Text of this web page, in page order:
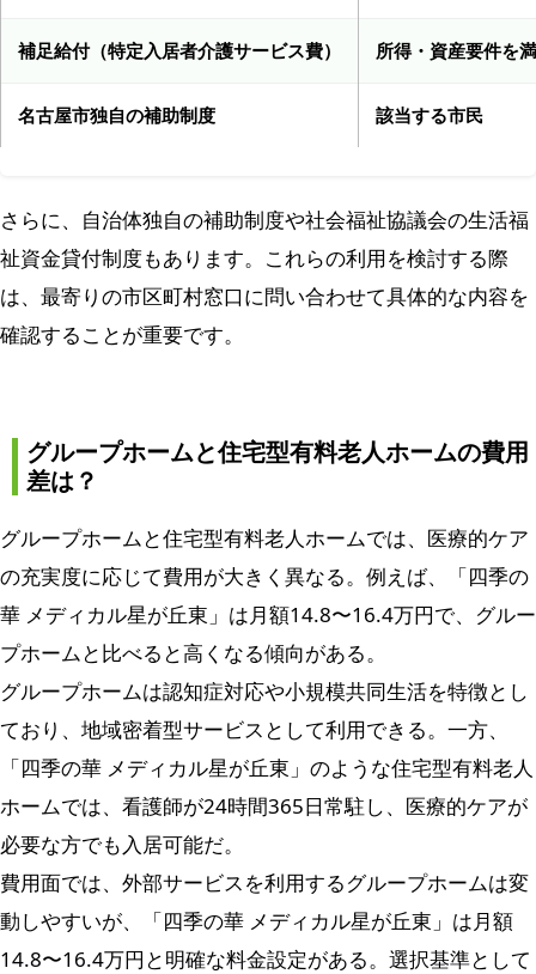
補足給付（特定入居者介護サービス費） 所得・資産要件を
名古屋市独自の補助制度 該当する市民
さらに、自治体独自の補助制度や社会福祉協議会の生活福
祉資金貸付制度もあります。これらの利用を検討する際
は、最寄りの市区町村窓口に問い合わせて具体的な内容を
確認することが重要です。
グループホームと住宅型有料老人ホームの費用
差は？
グループホームと住宅型有料老人ホームでは、医療的ケア
の充実度に応じて費用が大きく異なる。例えば、「四季の
華 メディカル星が丘東」は月額14.8〜16.4万円で、グルー
プホームと比べると高くなる傾向がある。
グループホームは認知症対応や小規模共同生活を特徴とし
ており、地域密着型サービスとして利用できる。一方、
「四季の華 メディカル星が丘東」のような住宅型有料老人
ホームでは、看護師が24時間365日常駐し、医療的ケアが
必要な方でも入居可能だ。
費用面では、外部サービスを利用するグループホームは変
動しやすいが、「四季の華 メディカル星が丘東」は月額
14.8〜16.4万円と明確な料金設定がある。選択基準として